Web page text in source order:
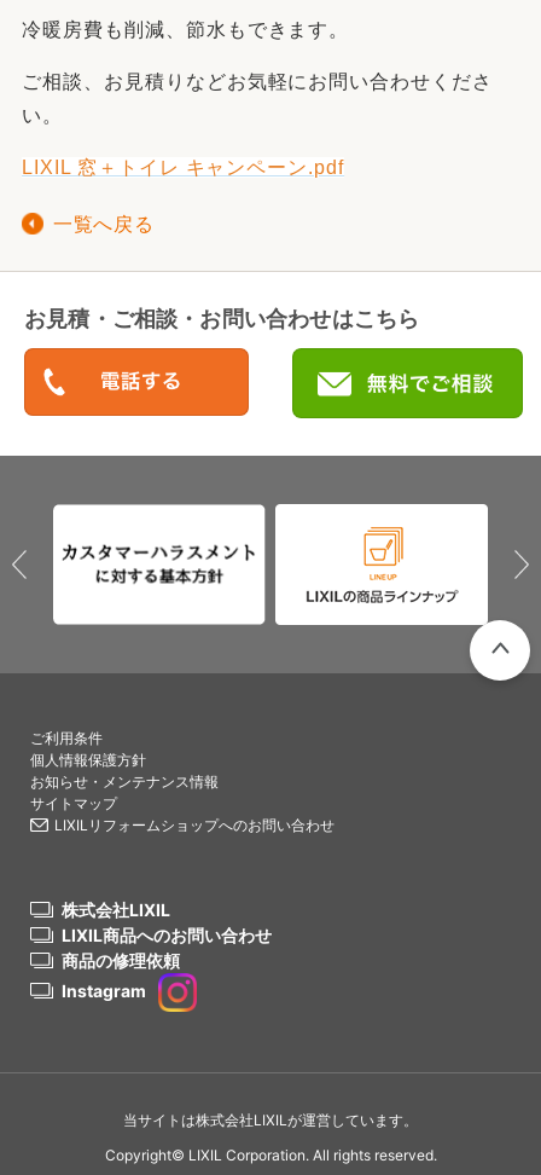
冷暖房費も削減、節水もできます。
ご相談、お見積りなどお気軽にお問い合わせくださ
い。
LIXIL 窓＋トイレ キャンペーン.pdf
一覧へ戻る
お見積・ご相談・お問い合わせはこちら
ご利用条件
個人情報保護方針
お知らせ・メンテナンス情報
サイトマップ
LIXILリフォームショップへのお問い合わせ
株式会社LIXIL
LIXIL商品へのお問い合わせ
商品の修理依頼
Instagram
当サイトは株式会社LIXILが運営しています。
Copyright© LIXIL Corporation. All rights reserved.